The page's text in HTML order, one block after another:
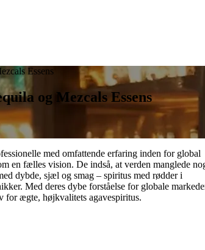
Essens
og Mezcals Essens
med omfattende erfaring inden for global
en fælles vision. De indså, at verden manglede
dybde, sjæl og smag – spiritus med rødder i
Med deres dybe forståelse for globale
for ægte, højkvalitets agavespiritus.